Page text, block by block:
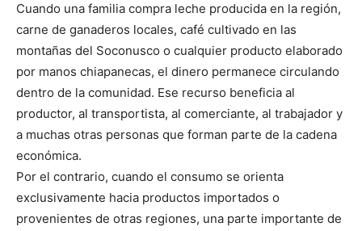
Cuando una familia compra leche producida en la región,
carne de ganaderos locales, café cultivado en las
montañas del Soconusco o cualquier producto elaborado
por manos chiapanecas, el dinero permanece circulando
dentro de la comunidad. Ese recurso beneficia al
productor, al transportista, al comerciante, al trabajador y
a muchas otras personas que forman parte de la cadena
económica.
Por el contrario, cuando el consumo se orienta
exclusivamente hacia productos importados o
provenientes de otras regiones, una parte importante de